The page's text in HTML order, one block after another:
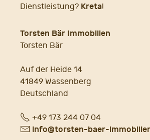
Dienstleistung? Kreta!
Torsten Bär Immobilien
Torsten Bär
Auf der Heide 14
41849 Wassenberg
Deutschland
Fon+49 173 244 07 04
E- info@torsten-baer-